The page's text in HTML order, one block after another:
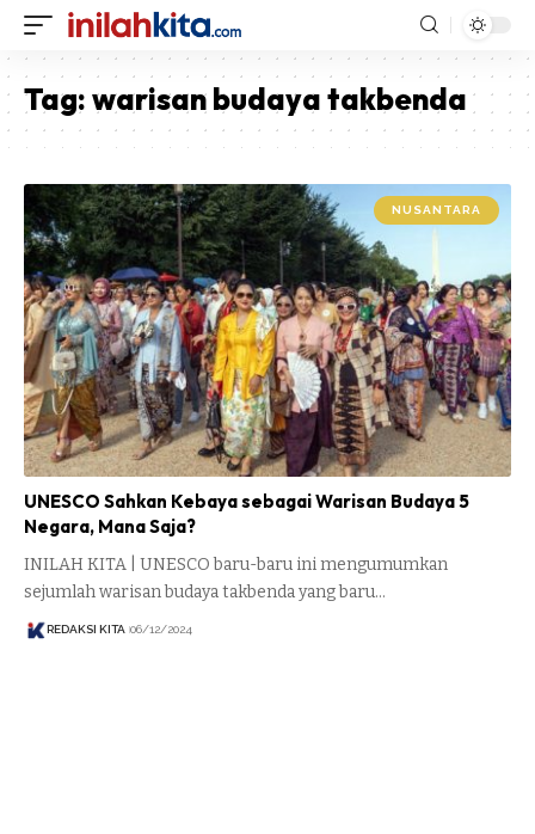
Tag:warisan budaya takbenda
NUSANTARA
UNESCO Sahkan Kebaya sebagai Warisan Budaya 5
Negara, Mana Saja?
INILAH KITA | UNESCO baru-baru ini mengumumkan
sejumlah warisan budaya takbenda yang baru…
REDAKSI KITA 06/12/2024